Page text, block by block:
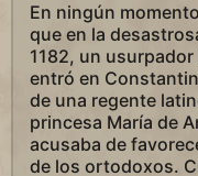
En ningún
que en la
1182, un
entró en
de una regente
princesa María de
acusaba de
de los ortodoxos.